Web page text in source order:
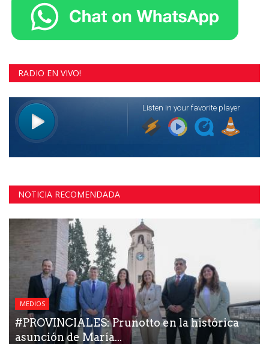
RADIO EN VIVO!
NOTICIA RECOMENDADA
MEDIOS
#PROVINCIALES: Prunotto en la histórica
asunción de María...